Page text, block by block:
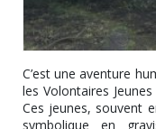
C’est une aventure
les Volontaires
Ces jeunes, souvent
symbolique en